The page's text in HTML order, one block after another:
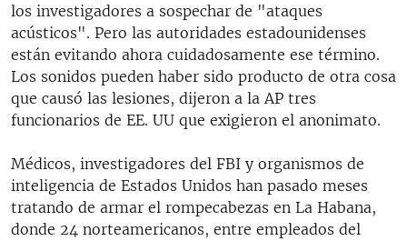
los investigadores a sospechar de "ataques
acústicos". Pero las autoridades estadounidenses
están evitando ahora cuidadosamente ese término.
Los sonidos pueden haber sido producto de otra cosa
que causó las lesiones, dijeron a la AP tres
funcionarios de EE. UU que exigieron el anonimato.
Médicos, investigadores del FBI y organismos de
inteligencia de Estados Unidos han pasado meses
tratando de armar el rompecabezas en La Habana,
donde 24 norteamericanos, entre empleados del